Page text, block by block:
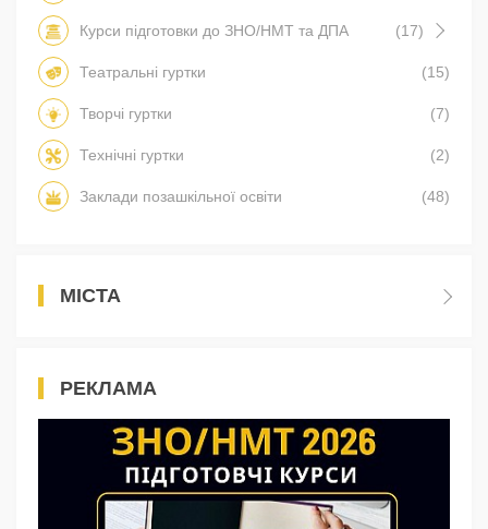
Курси підготовки до ЗНО/НМТ та ДПА (17)
Театральні гуртки (15)
Творчі гуртки (7)
Технічні гуртки (2)
Заклади позашкільної освіти (48)
МІСТА
РЕКЛАМА